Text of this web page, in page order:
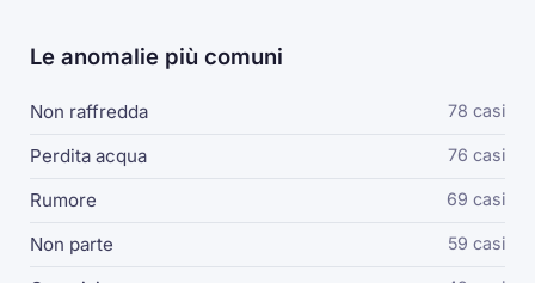
Le anomalie più comuni
Non raffredda 78 casi
Perdita acqua 76 casi
Rumore 69 casi
Non parte 59 casi